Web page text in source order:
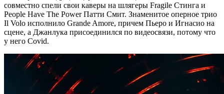
совместно спели свои каверы на шлягеры Fragile Стинга и
People Have The Power Патти Смит. Знаменитое оперное трио
Il Volo исполнило Grande Amore, причем Пьеро и Игнасио на
сцене, а Джанлука присоединился по видеосвязи, потому что
у него Covid.